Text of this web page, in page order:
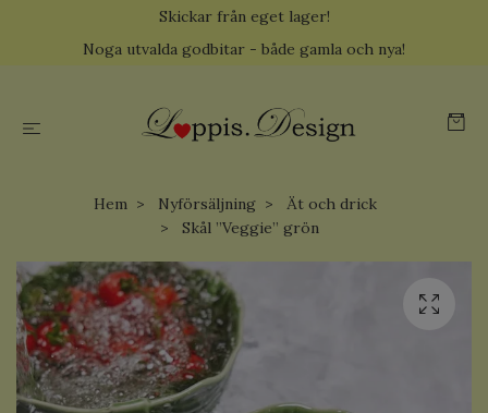
Skickar från eget lager!
Noga utvalda godbitar - både gamla och nya!
Hem Nyförsäljning
Ät och drick
Skål ”Veggie” grön